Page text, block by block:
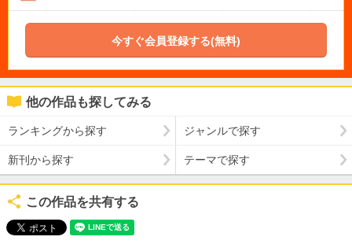
今すぐ会員登録する(無料)
他の作品も探してみる
ランキングから探す ジャンルで探す
新刊から探す テーマで探す
この作品を共有する